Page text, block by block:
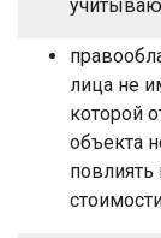
лица не
которой
объекта
повлиять